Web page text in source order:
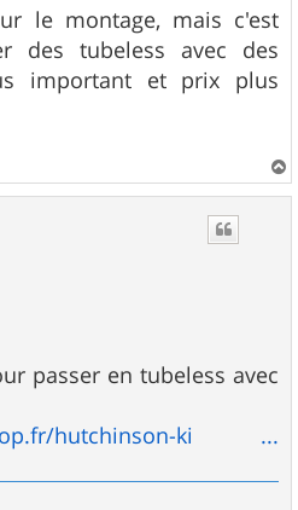
le montage, mais c'est
des tubeless avec des
important et prix plus
a
passer en tubeless avec
hutchinson-ki ...